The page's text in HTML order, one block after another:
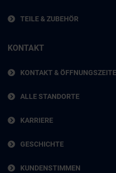
TEILE & ZUBEHÖR
KONTAKT
KONTAKT &
ALLE STANDORTE
KARRIERE
GESCHICHTE
KUNDENSTIMMEN